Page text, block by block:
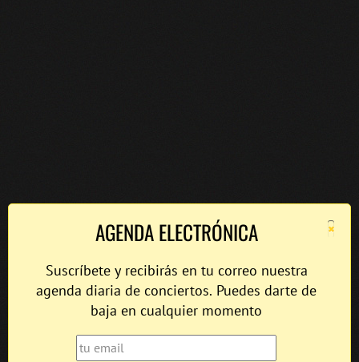
×
AGENDA ELECTRÓNICA
Suscríbete y recibirás en tu correo nuestra
agenda diaria de conciertos. Puedes darte de
baja en cualquier momento